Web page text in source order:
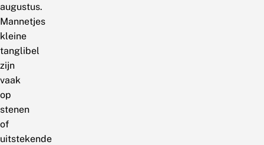
augustus.
Mannetjes
kleine
tanglibel
zijn
vaak
op
stenen
of
uitstekende